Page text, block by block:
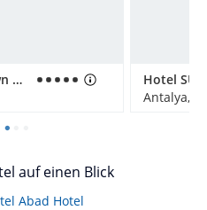
Rixos Downtown Antalya
Antalya,
auf einen Blick
Abad Hotel